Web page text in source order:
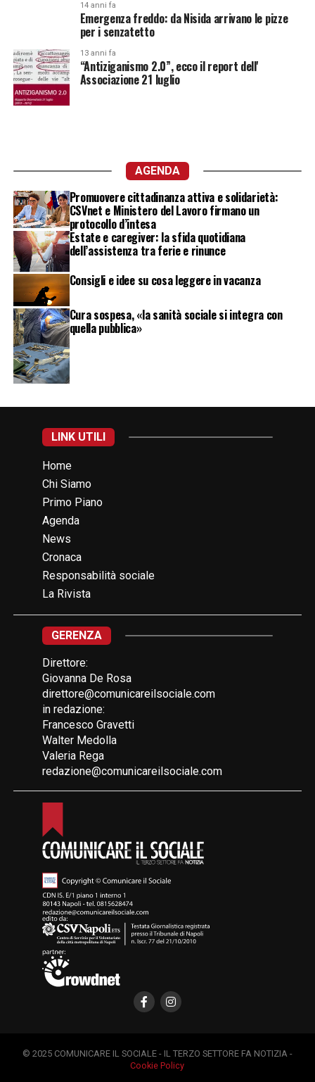
14 anni fa
Emergenza freddo: da Nisida arrivano le pizze
per i senzatetto
13 anni fa
“Antiziganismo 2.0”, ecco il report dell'
Associazione 21 luglio
AGENDA
Promuovere cittadinanza attiva e solidarietà:
CSVnet e Ministero del Lavoro firmano un
protocollo d’intesa
Estate e caregiver: la sfida quotidiana
dell’assistenza tra ferie e rinunce
Consigli e idee su cosa leggere in vacanza
Cura sospesa, «la sanità sociale si integra con
quella pubblica»
LINK UTILI
Home
Chi Siamo
Primo Piano
Agenda
News
Cronaca
Responsabilità sociale
La Rivista
GERENZA
Direttore:
Giovanna De Rosa
direttore@comunicareilsociale.com
in redazione:
Francesco Gravetti
Walter Medolla
Valeria Rega
redazione@comunicareilsociale.com
© 2025 COMUNICARE IL SOCIALE - IL TERZO SETTORE FA NOTIZIA -
Cookie Policy